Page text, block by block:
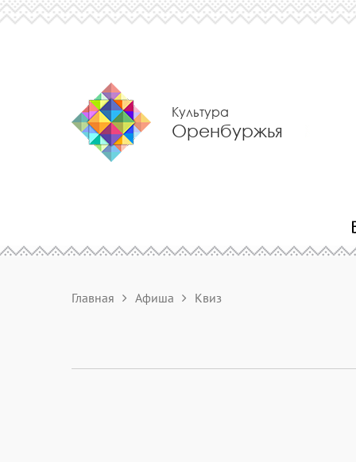
Культура
Оренбуржья
Главная Афиша Квиз